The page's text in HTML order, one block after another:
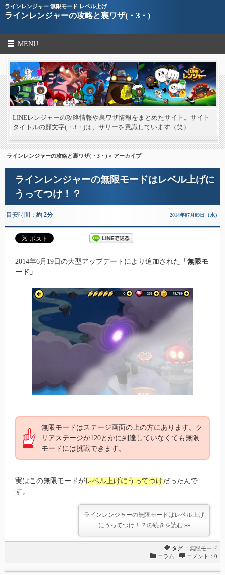
ラインレンジャー 無限モード レベル上げ
ラインレンジャーの攻略と裏ワザ(・З・)
MENU
LINEレンジャーの攻略情報や裏ワザ情報をまとめたサイト。サイト
タイトルの顔文字(・З・)は、サリーを意識しています（笑）
ラインレンジャーの攻略と裏ワザ(・З・) » アーカイブ
ラインレンジャーの無限モードはレベル上げに
うってつけ！？
目安時間： 約 2分 2014年07月09日（水）
2014年6月19日の大型アップデートにより追加された
「無限モ
ード」
無限モードはステージ画面の上の方にあります。ク
リアステージが120とかに到達していなくても無限
モードには挑戦できます。
実はこの無限モードがレベル上げにうってつけだったんで
す。
ラインレンジャーの無限モードはレベル上げ
にうってつけ！？の続きを読む »»
タグ ：無限モード
コラム
コメント：0